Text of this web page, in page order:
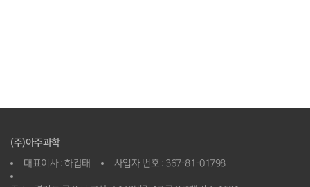
(주)아주과학
대표이사 : 하갑태 사업자 번호 : 367-81-01798